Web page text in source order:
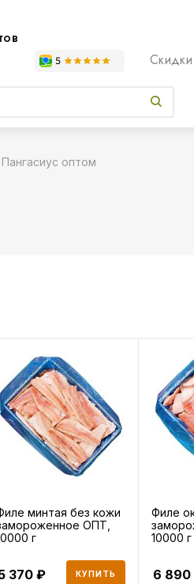
Скидки
Пангасиус оптом
минтая без кожи
ОПТ,
г
370 КУПИТЬ
Филе
10000 г
6 890